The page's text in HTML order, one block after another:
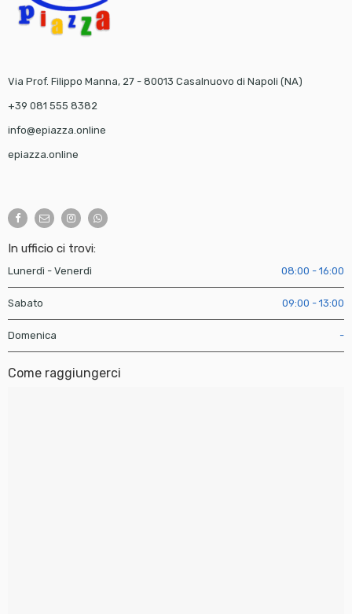
Via Prof. Filippo Manna, 27 - 80013 Casalnuovo di Napoli (NA)
+39 081 555 8382
info@epiazza.online
epiazza.online
In ufficio ci trovi:
Lunerdì - Venerdì 08:00 - 16:00
Sabato 09:00 - 13:00
Domenica -
Come raggiungerci